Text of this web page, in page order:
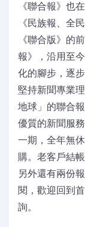
《聯合報》也
《民族報、全
《聯合版》的
報》，沿用至
化的腳步，逐
堅持新聞專業
地球」的聯合
優質的新聞服
一期，全年無
購。老客戶結
另外還有兩份
閱，歡迎回到
詢。